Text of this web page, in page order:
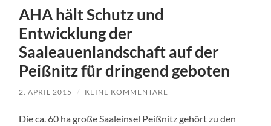
AHA hält Schutz und
Entwicklung der
Saaleauenlandschaft auf der
Peißnitz für dringend geboten
2. APRIL 2015 / KEINE KOMMENTARE
Die ca. 60 ha große Saaleinsel Peißnitz gehört zu den